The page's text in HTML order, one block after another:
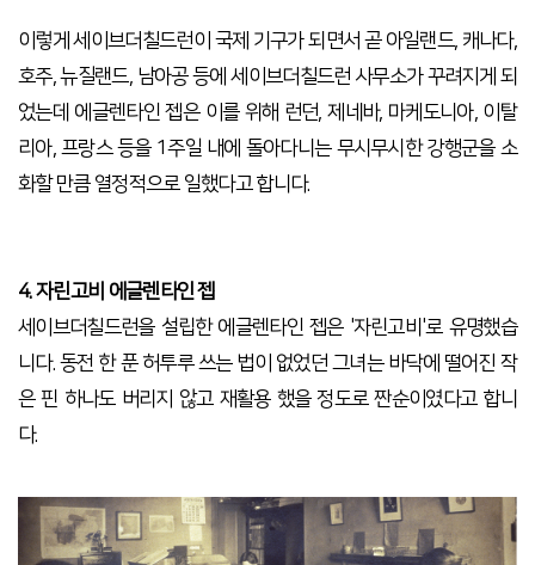
이렇게 세이브더칠드런이 국제 기구가 되면서 곧 아일랜드, 캐나다,
호주, 뉴질랜드, 남아공 등에 세이브더칠드런 사무소가 꾸려지게 되
었는데 에글렌타인 젭은 이를 위해 런던, 제네바, 마케도니아, 이탈
리아, 프랑스 등을 1주일 내에 돌아다니는 무시무시한 강행군을 소
화할 만큼 열정적으로 일했다고 합니다.
4. 자린고비 에글렌타인 젭
세이브더칠드런을 설립한 에글렌타인 젭은 '자린고비'로 유명했습
니다. 동전 한 푼 허투루 쓰는 법이 없었던 그녀는 바닥에 떨어진 작
은 핀 하나도 버리지 않고 재활용 했을 정도로 짠순이였다고 합니
다.